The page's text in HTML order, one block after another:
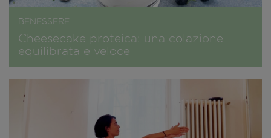
BENESSERE
Cheesecake proteica: una colazione
equilibrata e veloce